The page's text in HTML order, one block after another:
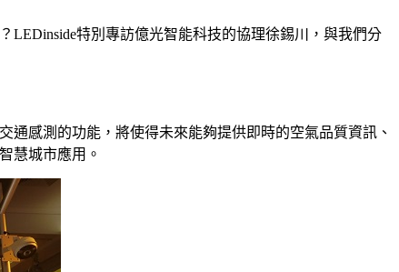
特別專訪億光智能科技的協理徐錫川，與我們分
感測的功能，將使得未來能夠提供即時的空氣品質資訊、
慧城市應用。